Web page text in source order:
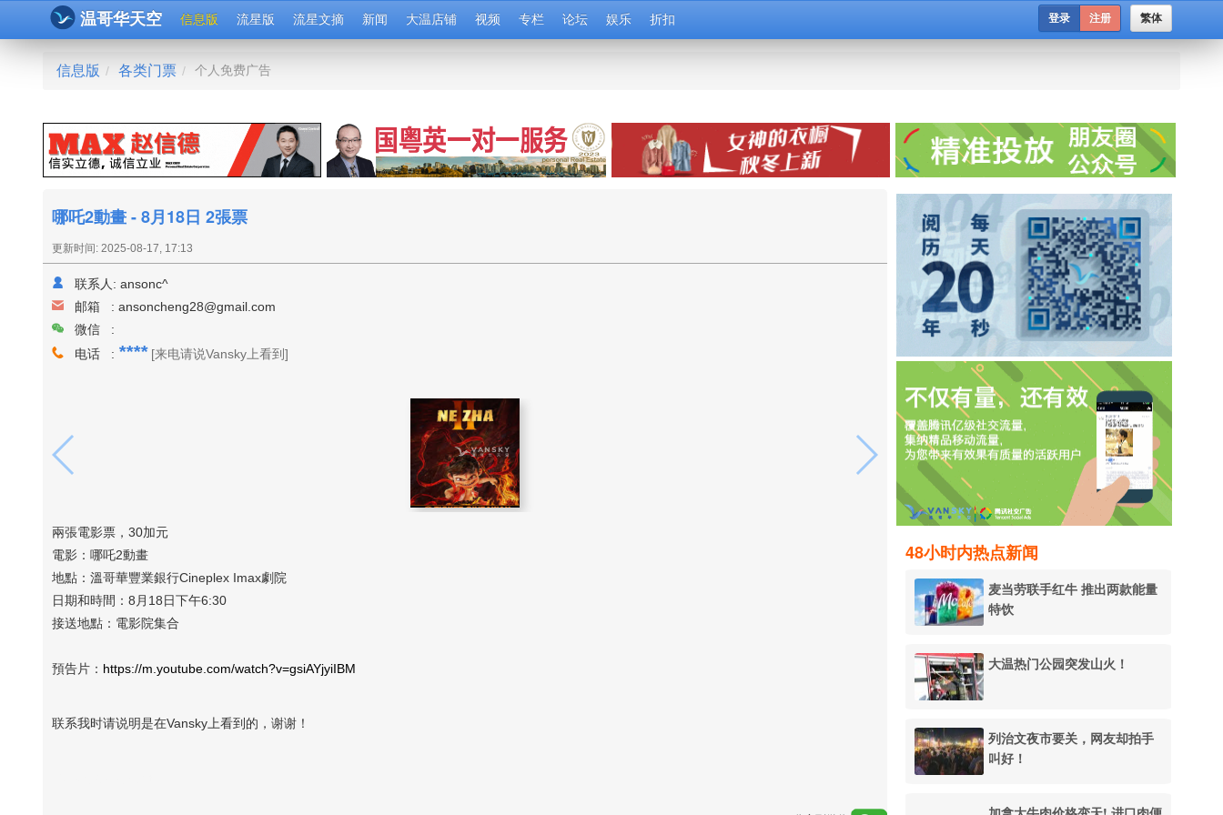
温哥华天空 信息版 流星版 流星文摘 新闻 大温店铺 视频 专栏 论坛 娱乐 折扣 繁体
登录 注册
信息版 / 各类门票 / 个人免费广告
48小时内热点新闻
麦当劳联手红牛 推出两款能量
特饮
大温热门公园突发山火！
列治文夜市要关，网友却拍手
叫好！
哪吒2動畫 - 8月18日 2張票
更新时间: 2025-08-17, 17:13
联系人: ansonc^
邮箱 : ansoncheng28@gmail.com
微信 :
电话 : **** [来电请说Vansky上看到]
兩張電影票，30加元
電影：哪吒2動畫
地點：溫哥華豐業銀行Cineplex Imax劇院
日期和時間：8月18日下午6:30
接送地點：電影院集合
預告片： https://m.youtube.com/watch?v=gsiAYjyiIBM
联系我时请说明是在Vansky上看到的，谢谢！